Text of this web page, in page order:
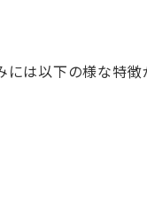
は以下の様な特徴